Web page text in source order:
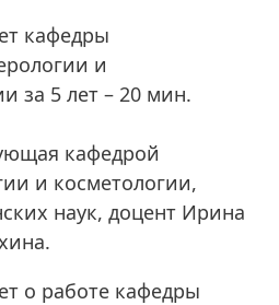
кафедры
и
за 5 лет – 20 мин.
кафедрой
и косметологии,
наук, доцент Ирина
о работе кафедры